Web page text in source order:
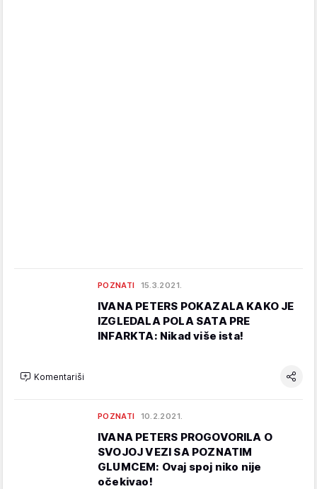
POZNATI 15.3.2021.
IVANA PETERS POKAZALA KAKO JE
IZGLEDALA POLA SATA PRE
INFARKTA: Nikad više ista!
Komentariši
POZNATI 10.2.2021.
IVANA PETERS PROGOVORILA O
SVOJOJ VEZI SA POZNATIM
GLUMCEM: Ovaj spoj niko nije
očekivao!